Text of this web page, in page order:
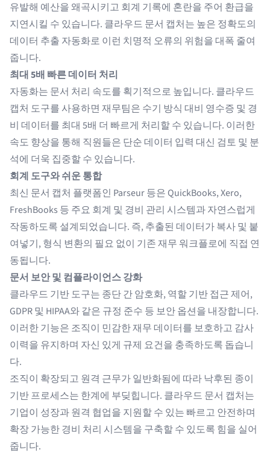
유발해 예산을 왜곡시키고 회계 기록에 혼란을 주어 환급을
지연시킬 수 있습니다. 클라우드 문서 캡처는 높은 정확도의
데이터 추출 자동화로 이런 치명적 오류의 위험을 대폭 줄여
줍니다.
최대 5배 빠른 데이터 처리
자동화는 문서 처리 속도를 획기적으로 높입니다. 클라우드
캡처 도구를 사용하면 재무팀은 수기 방식 대비 영수증 및 경
비 데이터를 최대 5배 더 빠르게 처리할 수 있습니다. 이러한
속도 향상을 통해 직원들은 단순 데이터 입력 대신 검토 및 분
석에 더욱 집중할 수 있습니다.
회계 도구와 쉬운 통합
최신 문서 캡처 플랫폼인 Parseur 등은 QuickBooks,Xero,
FreshBooks 등 주요 회계 및 경비 관리 시스템과 자연스럽게
작동하도록 설계되었습니다. 즉, 추출된 데이터가 복사 및 붙
여넣기, 형식 변환의 필요 없이 기존 재무 워크플로에 직접 연
동됩니다.
문서 보안 및 컴플라이언스 강화
클라우드 기반 도구는 종단 간 암호화, 역할 기반 접근 제어,
GDPR 및 HIPAA와 같은 규정 준수 등 보안 옵션을 내장합니다.
이러한 기능은 조직이 민감한 재무 데이터를 보호하고 감사
이력을 유지하며 자신 있게 규제 요건을 충족하도록 돕습니
다.
조직이 확장되고 원격 근무가 일반화됨에 따라 낙후된 종이
기반 프로세스는 한계에 부딪힙니다. 클라우드 문서 캡처는
기업이 성장과 원격 협업을 지원할 수 있는 빠르고 안전하며
확장 가능한 경비 처리 시스템을 구축할 수 있도록 힘을 실어
줍니다.